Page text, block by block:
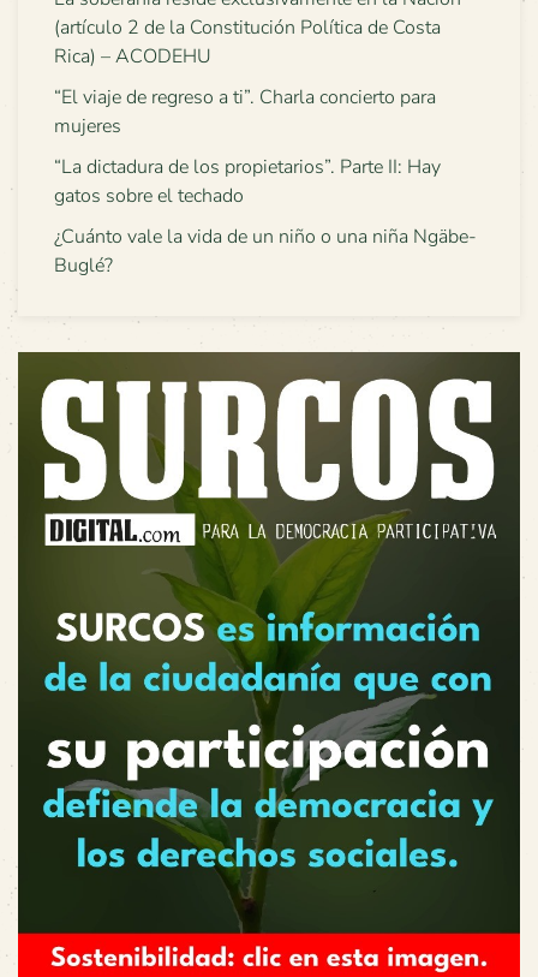
(artículo 2 de la Constitución Política de Costa
Rica) – ACODEHU
“El viaje de regreso a ti”. Charla concierto para
mujeres
“La dictadura de los propietarios”. Parte II: Hay
gatos sobre el techado
¿Cuánto vale la vida de un niño o una niña Ngäbe-
Buglé?